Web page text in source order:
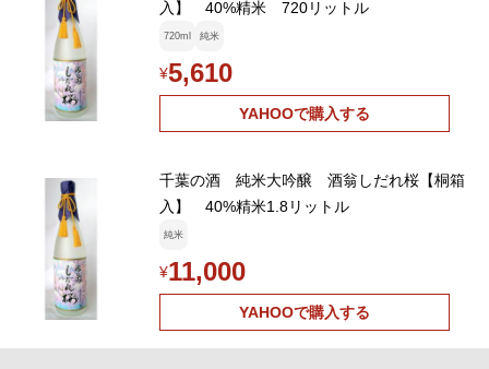
入】 40%精米 720リットル
720ml 純米
¥5,610
YAHOOで購入する
千葉の酒 純米大吟醸 酒翁しだれ桜【桐箱
入】 40%精米1.8リットル
純米
¥11,000
YAHOOで購入する